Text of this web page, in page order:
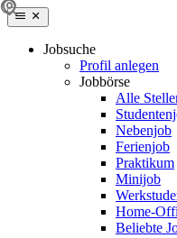
Jobsuche
Profil anlegen
Jobbörse
Alle
Nebenjob
Ferienjob
Praktikum
Minijob
Home-
Beliebte